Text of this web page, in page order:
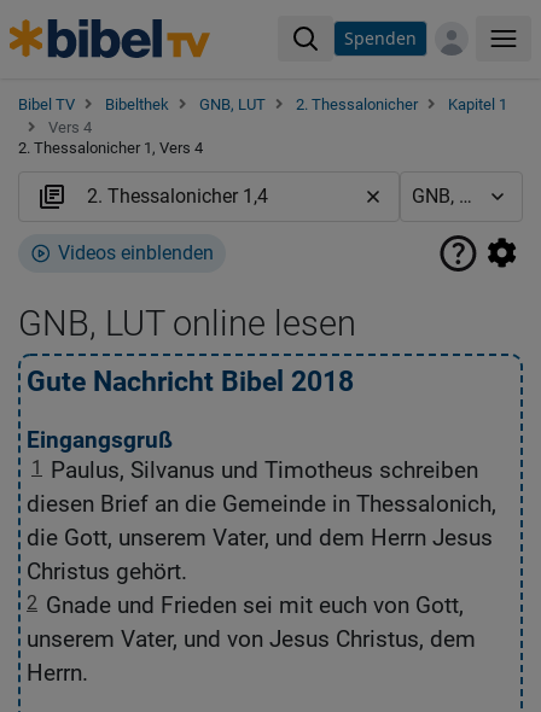
Spenden
Bibel TV Bibelthek GNB, LUT 2. Thessalonicher
Kapitel 1
Vers 4
2. Thessalonicher 1, Vers 4
Videos einblenden
GNB, LUT online lesen
Gute Nachricht Bibel 2018
Eingangsgruß
1
Paulus, Silvanus und Timotheus schreiben
diesen Brief an die Gemeinde in Thessalonich,
die Gott, unserem Vater, und dem Herrn Jesus
Christus gehört.
2 Gnade und Frieden sei mit euch von Gott,
unserem Vater, und von Jesus Christus, dem
Herrn.
2